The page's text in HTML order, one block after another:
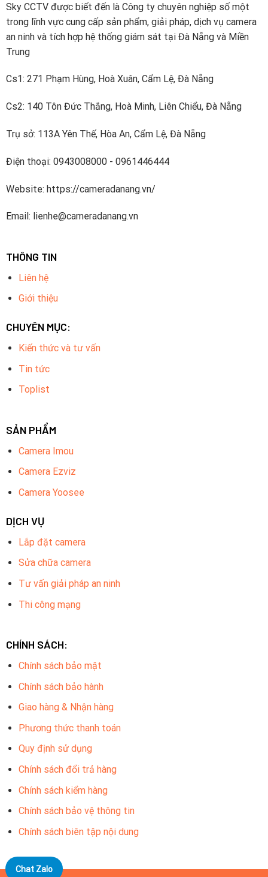
Sky CCTV được biết đến là Công ty chuyên nghiệp số một
trong lĩnh vực cung cấp sản phẩm, giải pháp, dịch vụ camera
an ninh và tích hợp hệ thống giám sát tại Đà Nẵng và Miền
Trung
Cs1: 271 Phạm Hùng, Hoà Xuân, Cẩm Lệ, Đà Nẵng
Cs2: 140 Tôn Đức Thắng, Hoà Minh, Liên Chiểu, Đà Nẵng
Trụ sở: 113A Yên Thế, Hòa An, Cẩm Lệ, Đà Nẵng
Điện thoại: 0943008000 - 0961446444
Website: https://cameradanang.vn/
Email: lienhe@cameradanang.vn
THÔNG TIN
Liên hệ
Giới thiệu
CHUYÊN MỤC:
Kiến thức và tư vấn
Tin tức
Toplist
SẢN PHẨM
Camera Imou
Camera Ezviz
Camera Yoosee
DỊCH VỤ
Lắp đặt camera
Sửa chữa camera
Tư vấn giải pháp an ninh
Thi công mạng
CHÍNH SÁCH:
Chính sách bảo mật
Chính sách bảo hành
Giao hàng & Nhận hàng
Phương thức thanh toán
Quy định sử dụng
Chính sách đổi trả hàng
Chính sách kiểm hàng
Chính sách bảo vệ thông tin
Chính sách biên tập nội dung
Chat Zalo